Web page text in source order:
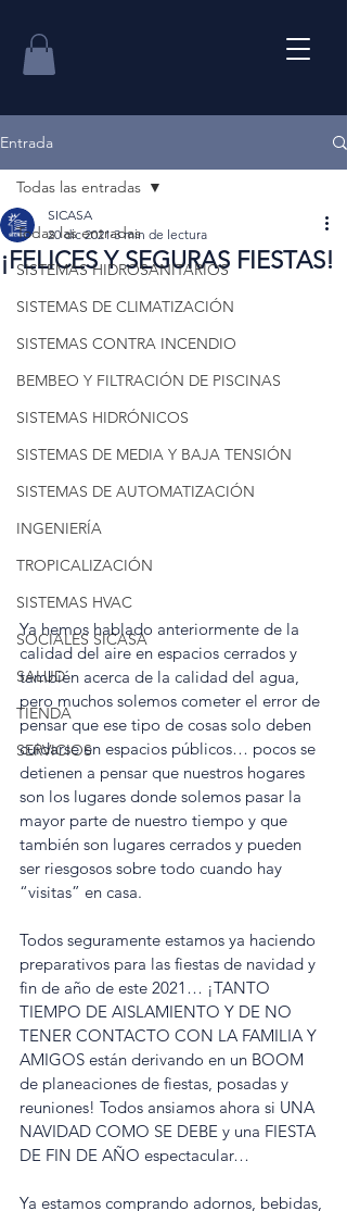
Entrada
Todas las entradas
SISTEMAS HIDROSANITARIOS
SISTEMAS DE CLIMATIZACIÓN
SISTEMAS CONTRA INCENDIO
BEMBEO Y FILTRACIÓN DE PISCINAS
SISTEMAS HIDRÓNICOS
SISTEMAS DE MEDIA Y BAJA TENSIÓN
SISTEMAS DE AUTOMATIZACIÓN
INGENIERÍA
TROPICALIZACIÓN
SISTEMAS HVAC
SOCIALES SICASA
SALUD
TIENDA
SERVICIOS
Todas las entradas
¡FELICES Y SEGURAS FIESTAS!
SICASA
20 dic 2021 3 min de lectura
Ya hemos hablado anteriormente de la
calidad del aire en espacios cerrados y
también acerca de la calidad del agua,
pero muchos solemos cometer el error de
pensar que ese tipo de cosas solo deben
cuidarse en espacios públicos… pocos se
detienen a pensar que nuestros hogares
son los lugares donde solemos pasar la
mayor parte de nuestro tiempo y que
también son lugares cerrados y pueden
ser riesgosos sobre todo cuando hay
“visitas” en casa.
Todos seguramente estamos ya haciendo
preparativos para las fiestas de navidad y
fin de año de este 2021… ¡TANTO
TIEMPO DE AISLAMIENTO Y DE NO
TENER CONTACTO CON LA FAMILIA Y
AMIGOS están derivando en un BOOM
de planeaciones de fiestas, posadas y
reuniones! Todos ansiamos ahora si UNA
NAVIDAD COMO SE DEBE y una FIESTA
DE FIN DE AÑO espectacular…
Ya estamos comprando adornos, bebidas,